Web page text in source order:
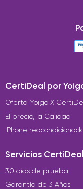
CertiDeal por
Oferta Yoigo X
El precio, la Calidad
iPhone
Servicios CertiDeal
30 días de prueba
Garantía de 3 Años